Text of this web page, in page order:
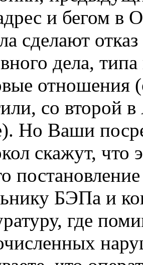
и бегом в
сделают
дела,
отношения
со второй
Но Ваши
скажут, что
БЭПа и
где